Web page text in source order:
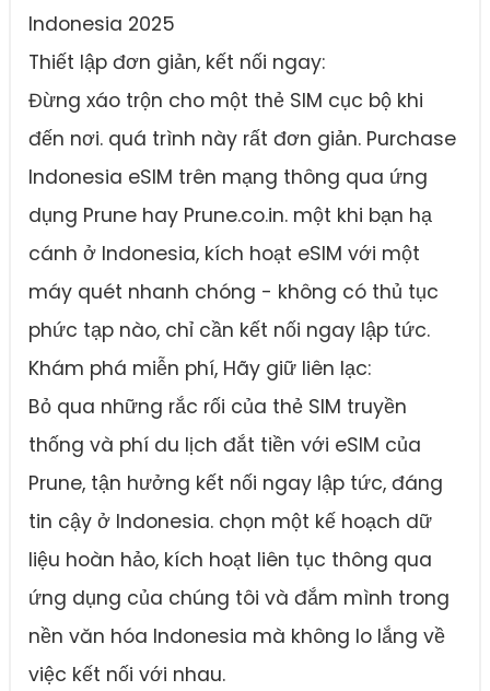
Indonesia 2025
Thiết lập đơn giản, kết nối ngay:
Đừng xáo trộn cho một thẻ SIM cục bộ khi
đến nơi. quá trình này rất đơn giản. Purchase
Indonesia eSIM trên mạng thông qua ứng
dụng Prune hay Prune.co.in. một khi bạn hạ
cánh ở Indonesia, kích hoạt eSIM với một
máy quét nhanh chóng - không có thủ tục
phức tạp nào, chỉ cần kết nối ngay lập tức.
Khám phá miễn phí, Hãy giữ liên lạc:
Bỏ qua những rắc rối của thẻ SIM truyền
thống và phí du lịch đắt tiền với eSIM của
Prune, tận hưởng kết nối ngay lập tức, đáng
tin cậy ở Indonesia. chọn một kế hoạch dữ
liệu hoàn hảo, kích hoạt liên tục thông qua
ứng dụng của chúng tôi và đắm mình trong
nền văn hóa Indonesia mà không lo lắng về
việc kết nối với nhau.